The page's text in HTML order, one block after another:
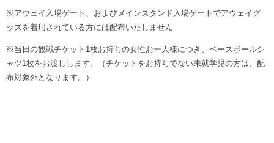
※アウェイ入場ゲート、およびメインスタンド入場ゲートでアウェイグ
ッズを着用されている方には配布いたしません
※当日の観戦チケット1枚お持ちの女性お一人様につき、ベースボールシ
ャツ1枚をお渡しします。（チケットをお持ちでない未就学児の方は、配
布対象外となります。）